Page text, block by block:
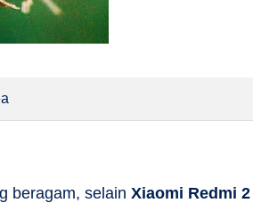
beragam, selain Xiaomi Redmi 2